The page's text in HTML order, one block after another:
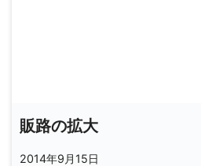
販路の拡大
2014年9月15日